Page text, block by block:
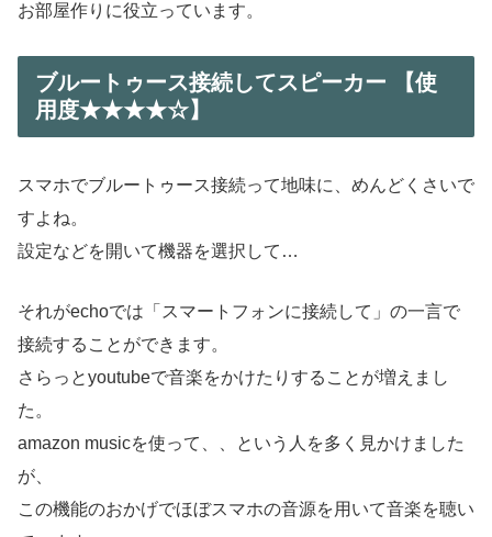
お部屋作りに役立っています。
ブルートゥース接続してスピーカー 【使
用度★★★★☆】
スマホでブルートゥース接続って地味に、めんどくさいで
すよね。
設定などを開いて機器を選択して…
それがechoでは「スマートフォンに接続して」の一言で
接続することができます。
さらっとyoutubeで音楽をかけたりすることが増えまし
た。
amazon musicを使って、、という人を多く見かけました
が、
この機能のおかげでほぼスマホの音源を用いて音楽を聴い